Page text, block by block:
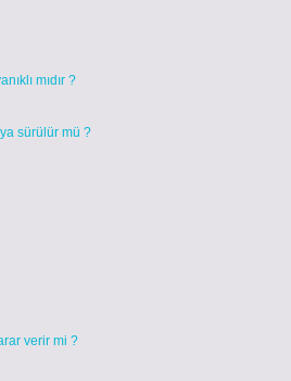
mıdır ?
sürülür mü ?
verir mi ?